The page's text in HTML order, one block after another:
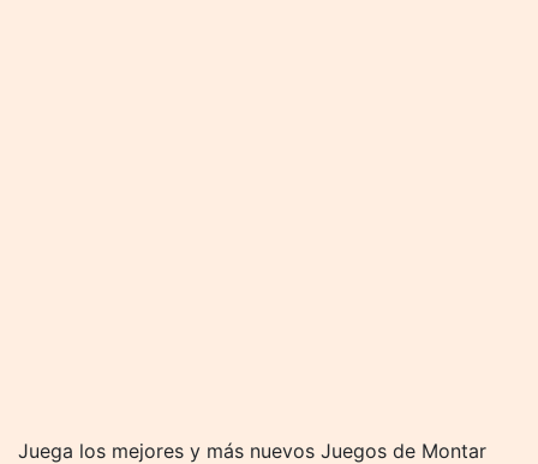
Juega los mejores y más nuevos Juegos de Montar